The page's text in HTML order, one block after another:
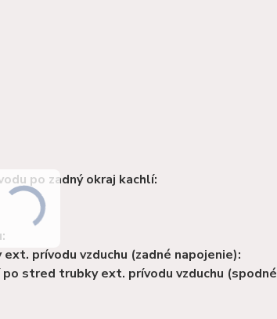
po zadný okraj kachlí:
prívodu vzduchu (zadné napojenie):
stred trubky ext. prívodu vzduchu (spodné